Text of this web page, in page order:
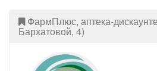
ФармПлюс, аптека-
Бархатовой, 4)